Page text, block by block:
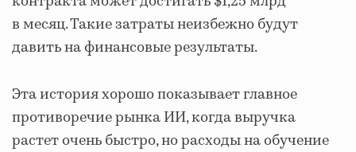
в месяц. Такие затраты неизбежно будут
давить на финансовые результаты.
Эта история хорошо показывает главное
противоречие рынка ИИ, когда выручка
растет очень быстро, но расходы на обучение